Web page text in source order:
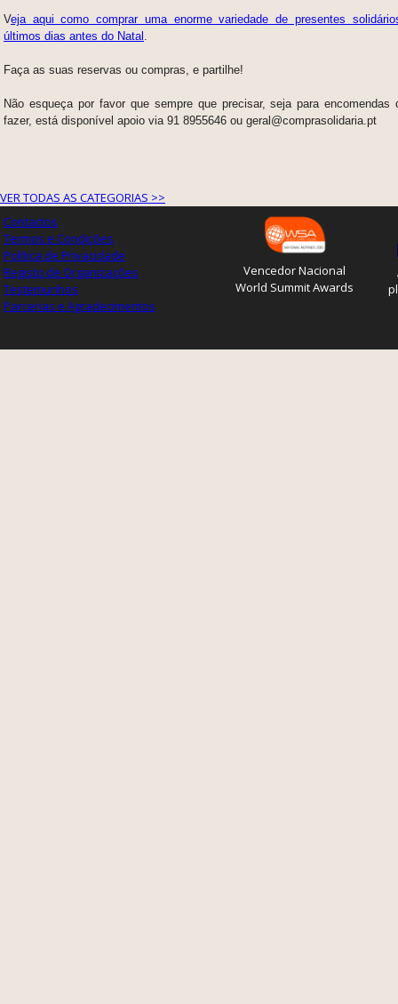
Veja aqui como comprar uma enorme variedade de presentes
últimos dias antes do Natal .
Faça as suas reservas ou compras, e partilhe!
Não esqueça por favor que sempre que precisar, seja para
fazer, está disponível apoio via 91 8955646 ou geral@comprasolidaria.pt
VER TODAS AS CATEGORIAS >>
Contactos
Termos e Condições
Política de Privacidade
Registo de Organizações
Testemunhos
Parcerias e Agradecimentos
Vencedor Nacional
World Summit Awards